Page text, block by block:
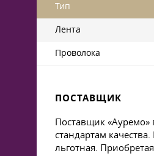
Тип
Лента
Проволока
ПОСТАВЩИК
Поставщик
стандартам
льготная.